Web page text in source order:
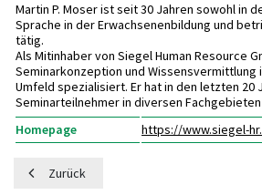
Martin P. Moser ist seit 30 Jahren sowohl in
Sprache in der Erwachsenenbildung und
tätig.
Als Mitinhaber von Siegel Human Resource
Seminarkonzeption und Wissensvermittlung
Umfeld spezialisiert. Er hat in den letzten 20
Seminarteilnehmer in diversen
Homepage
https://www.siegel-
Zurück